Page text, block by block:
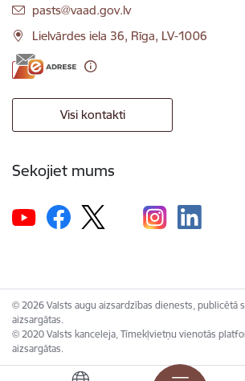
E-pasts:
pasts@vaad.gov.lv
Lielvārdes iela 36, Rīga, LV-1006
Visi kontakti
Sekojiet mums
© 2026 Valsts augu aizsardzības dienests, publicētā
aizsargātas.
© 2020 Valsts kanceleja, Tīmekļvietņu vienotās
aizsargātas.